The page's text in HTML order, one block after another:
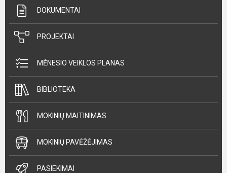
DOKUMENTAI
PROJEKTAI
MĖNESIO VEIKLOS PLANAS
BIBLIOTEKA
MOKINIŲ MAITINIMAS
MOKINIŲ PAVĖŽĖJIMAS
PASIEKIMAI